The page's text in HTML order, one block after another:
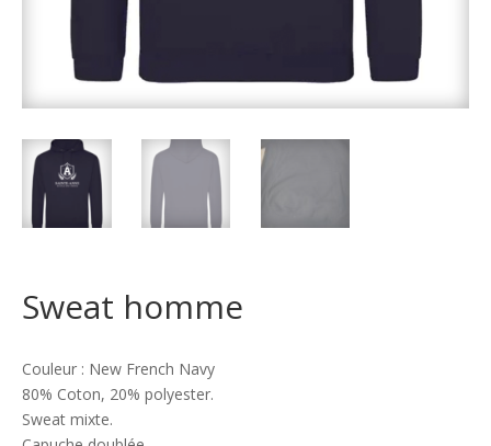
Sweat homme
Couleur : New French Navy
80% Coton, 20% polyester.
Sweat mixte.